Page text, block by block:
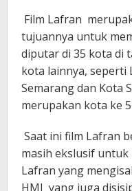
Film Lafran
tujuannya untuk
diputar di 35 kota di
kota lainnya, seperti
Semarang dan Kota
merupakan kota ke 5
Saat ini film Lafran
masih ekslusif untuk
Lafran yang
HMI yang juga